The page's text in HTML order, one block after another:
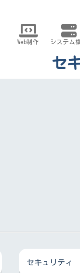
Web制作 システム
セ
セキュリティ